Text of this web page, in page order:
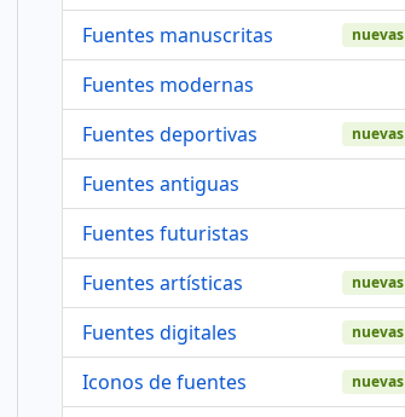
Fuentes manuscritas nuevas
Fuentes modernas
Fuentes deportivas
nuevas
Fuentes antiguas
Fuentes futuristas
Fuentes artísticas
nuevas
Fuentes digitales nuevas
Iconos de fuentes nuevas